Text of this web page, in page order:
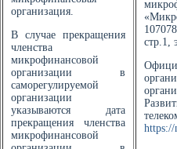
организация.
В случае прекращения
членства
микрофинансовой
организации в
саморегулируемой
организации
указываются дата
прекращения членства
микрофинансовой
стр.1,